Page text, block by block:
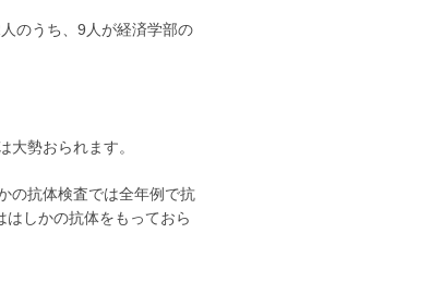
のうち、9人が経済学部の
勢おられます。
の抗体検査では全年例で抗
しかの抗体をもっておら